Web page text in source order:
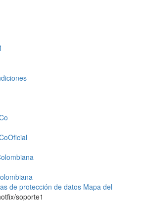
de protección de datos Mapa del
soporte1